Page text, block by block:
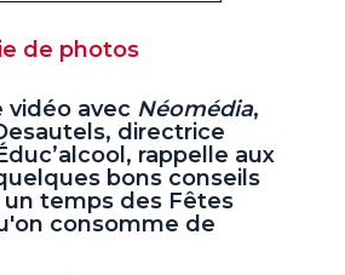
de photos
vidéo avec Néomédia,
directrice
rappelle aux
bons conseils
un temps des Fêtes
consomme de